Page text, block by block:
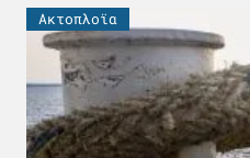
Ακτοπλοϊα